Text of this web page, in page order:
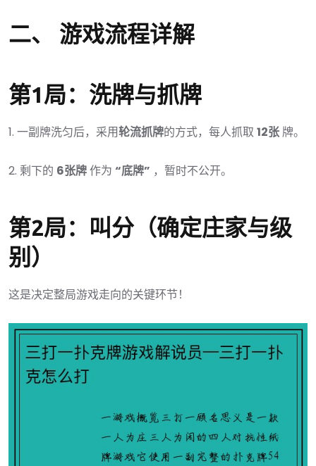
二、 游戏流程详解
第1局：洗牌与抓牌
1. 一副牌洗匀后，采用轮流抓牌的方式，每人抓取12张牌。
2. 剩下的 6张牌作为 “底牌” ，暂时不公开。
第2局：叫分（确定庄家与级
别）
这是决定整局游戏走向的关键环节！